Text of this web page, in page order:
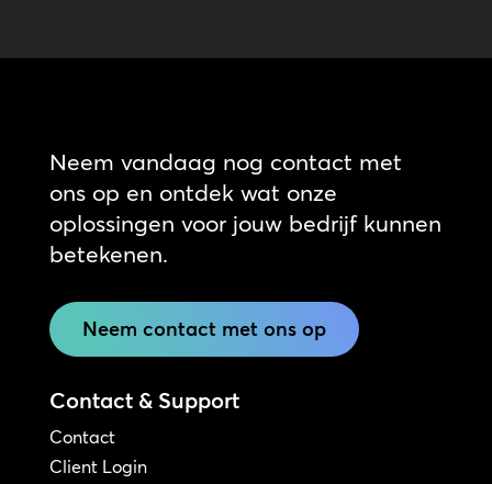
Neem vandaag nog contact met
ons op en ontdek wat onze
oplossingen voor jouw bedrijf kunnen
betekenen.
Neem contact met ons op
Contact & Support
Contact
Client Login